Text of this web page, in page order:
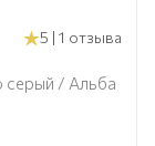
5 | 1 отзыва
серый / Альба